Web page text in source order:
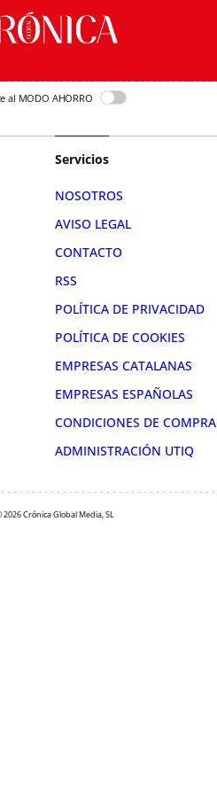
al MODO AHORRO
Servicios
NOSOTROS
AVISO LEGAL
CONTACTO
RSS
POLÍTICA DE PRIVACIDAD
POLÍTICA DE COOKIES
EMPRESAS CATALANAS
EMPRESAS ESPAÑOLAS
CONDICIONES DE COMPRA
ADMINISTRACIÓN UTIQ
2026 Crónica Global Media, SL